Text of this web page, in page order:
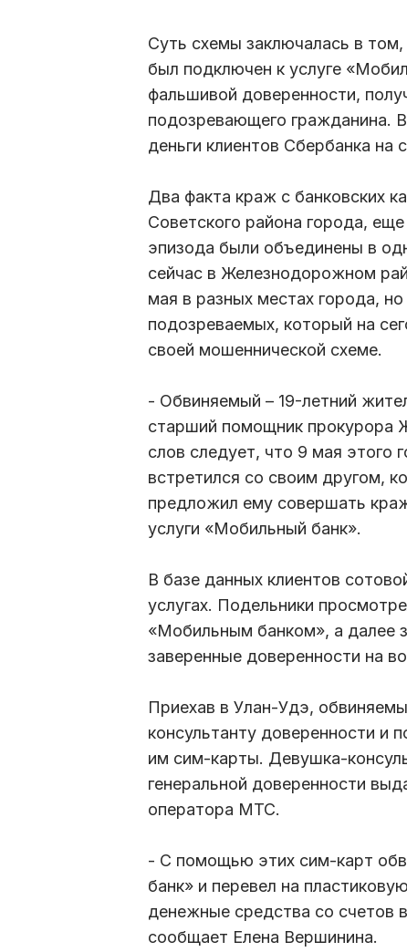
Суть схемы заключалась в
был подключен к услуге
фальшивой доверенности,
подозревающего гражданина.
деньги клиентов Сбербанка на
Два факта краж с банковских
Советского района города,
эпизода были объединены в
сейчас в Железнодорожном
мая в разных местах города,
подозреваемых, который на
своей мошеннической схеме.
- Обвиняемый – 19-летний
старший помощник прокурора
слов следует, что 9 мая этого
встретился со своим другом,
предложил ему совершать
услуги «Мобильный банк».
В базе данных клиентов
услугах. Подельники
«Мобильным банком», а далее
заверенные доверенности на
Приехав в Улан-Удэ,
консультанту доверенности и
им сим-карты. Девушка-
генеральной доверенности
оператора МТС.
- С помощью этих сим-карт
банк» и перевел на
денежные средства со счетов
сообщает Елена Вершинина.